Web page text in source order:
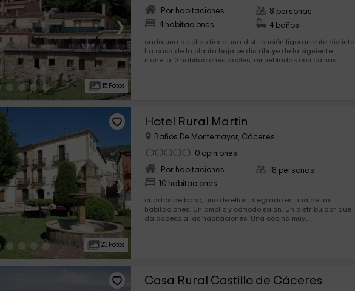
›
15 Fotos
Por habitaciones
4 habitaciones
8 personas
4 baños
cada una de ellas tiene una distribución ligeramente distinta.
La casa de la planta baja se distribuye de la siguiente
manera: 3 habitaciones dobles, amuebladas con camas
›
23 Fotos
Hotel Rural Martin
Baños De Montemayor, Cáceres
0 opiniones
Por habitaciones
10 habitaciones
18 personas
cuartos de baño, uno de ellos integrado en una de las
habitaciones. Un amplio y cómodo salón. Un distribuidor que
da acceso a las habitaciones. Una cocina muy...
Casa Rural Castillo de Cáceres